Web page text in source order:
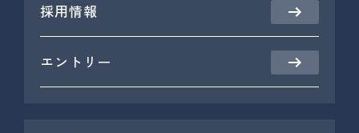
採用情報
エントリー